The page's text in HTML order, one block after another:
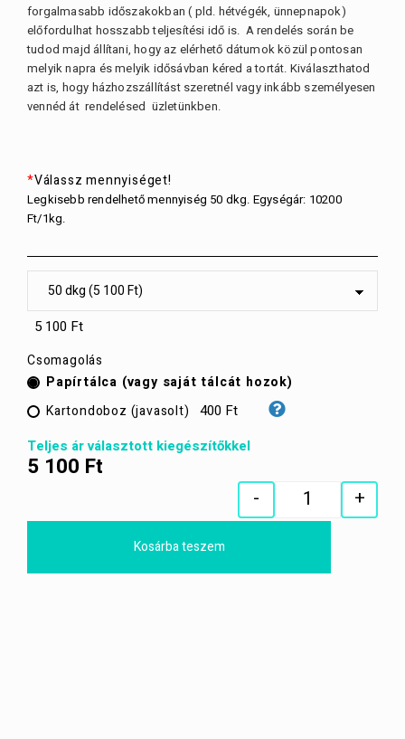
forgalmasabb időszakokban ( pld. hétvégék, ünnepnapok)
előfordulhat hosszabb teljesítési idő is. A rendelés során be
tudod majd állítani, hogy az elérhető dátumok közül pontosan
melyik napra és melyik idősávban kéred a tortát. Kiválaszthatod
azt is, hogy házhozszállítást szeretnél vagy inkább személyesen
vennéd át rendelésed üzletünkben.
*Válassz mennyiséget!
Legkisebb rendelhető mennyiség 50 dkg. Egységár: 10200
Ft/1kg.
5 100 Ft
Csomagolás
Papírtálca (vagy saját tálcát hozok)
Kartondoboz (javasolt)
400 Ft
Teljes ár választott kiegészítőkkel
5 100 Ft
Quantity
- +
Kosárba teszem